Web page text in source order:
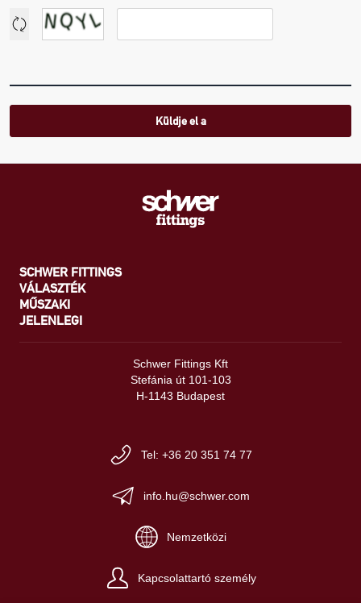
Küldje el a
SCHWER FITTINGS
VÁLASZTÉK
MŰSZAKI
JELENLEGI
Schwer Fittings Kft
Stefánia út 101-103
H-1143 Budapest
Tel: +36 20 351 74 77
info.hu@schwer.com
Nemzetközi
Kapcsolattartó személy